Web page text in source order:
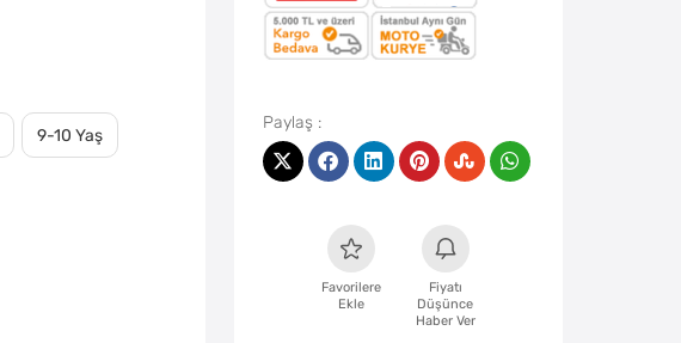
9-10 Yaş
Favorilere
Ekle
Fiyatı
Düşünce
Haber Ver